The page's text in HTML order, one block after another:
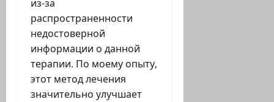
из-за
распространенности
недостоверной
информации о данной
терапии. По моему опыту,
этот метод лечения
значительно улучшает